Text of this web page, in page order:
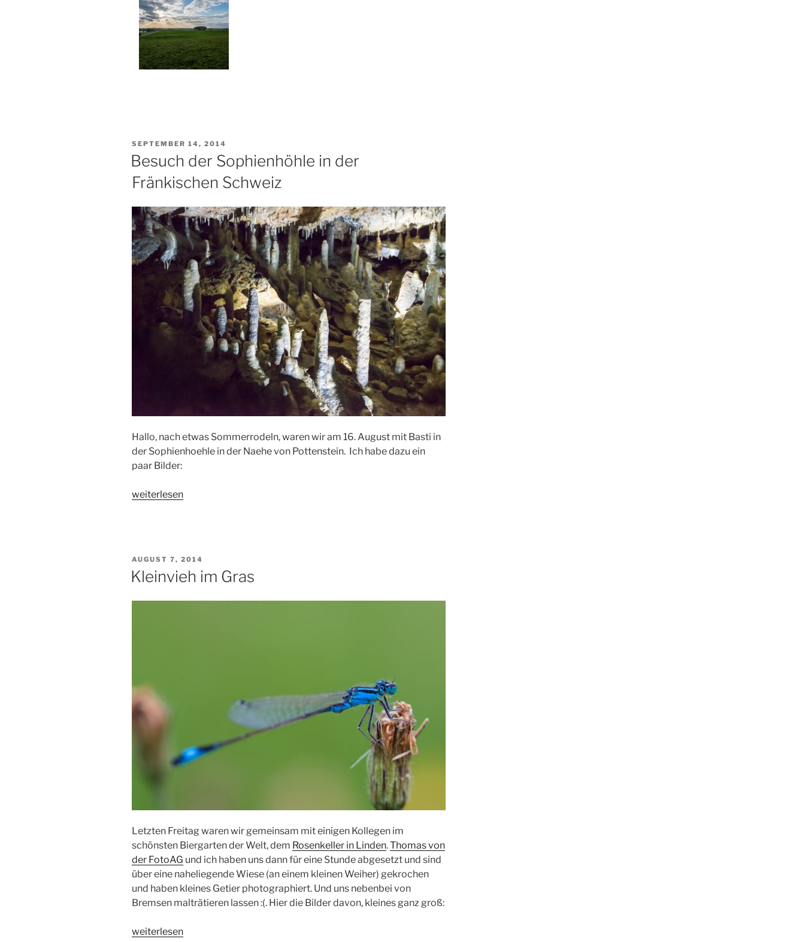
VERÖFFENTLICHT
AM
SEPTEMBER 14, 2014
Besuch der Sophienhöhle in der
Fränkischen Schweiz
Hallo, nach etwas Sommerrodeln, waren wir am 16. August mit Basti in
der Sophienhoehle in der Naehe von Pottenstein. Ich habe dazu ein
paar Bilder:
„Besuch
Fränkischen
Schweiz“
weiterlesen
VERÖFFENTLICHT
AM
AUGUST 7, 2014
Kleinvieh im Gras
Letzten Freitag waren wir gemeinsam mit einigen Kollegen im
schönsten Biergarten der Welt, dem Rosenkeller in Linden.Thomas von
der FotoAG und ich haben uns dann für eine Stunde abgesetzt und sind
über eine naheliegende Wiese (an einem kleinen Weiher) gekrochen
und haben kleines Getier photographiert. Und uns nebenbei von
Bremsen malträtieren lassen :(. Hier die Bilder davon, kleines ganz groß:
„Kleinvieh
weiterlesen